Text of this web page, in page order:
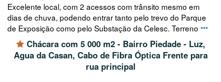
Excelente local, com 2 acessos com trânsito mesmo em
dias de chuva, podendo entrar tanto pelo trevo do Parque
de Exposição como pelo Substação da Celesc. Terreno
Chácara com 5 000 m2 - Bairro Piedade - Luz,
Agua da Casan, Cabo de Fibra Óptica Frente para
rua principal